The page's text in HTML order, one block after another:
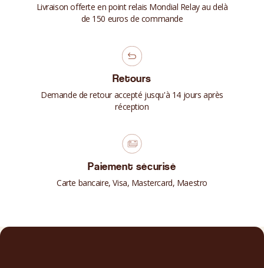
Livraison offerte en point relais Mondial Relay au delà
de 150 euros de commande
Retours
Demande de retour accepté jusqu'à 14 jours après
réception
Paiement sécurisé
Carte bancaire, Visa, Mastercard, Maestro